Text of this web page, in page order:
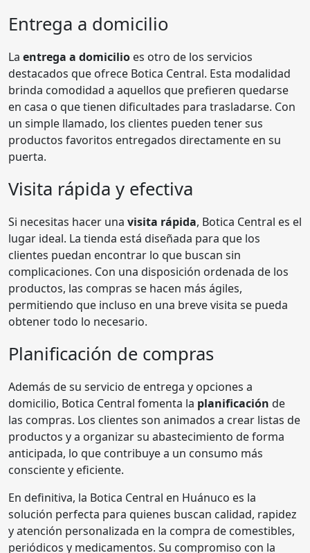
Entrega a domicilio
La entrega a domicilio es otro de los servicios
destacados que ofrece Botica Central. Esta modalidad
brinda comodidad a aquellos que prefieren quedarse
en casa o que tienen dificultades para trasladarse. Con
un simple llamado, los clientes pueden tener sus
productos favoritos entregados directamente en su
puerta.
Visita rápida y efectiva
Si necesitas hacer una visita rápida, Botica Central es el
lugar ideal. La tienda está diseñada para que los
clientes puedan encontrar lo que buscan sin
complicaciones. Con una disposición ordenada de los
productos, las compras se hacen más ágiles,
permitiendo que incluso en una breve visita se pueda
obtener todo lo necesario.
Planificación de compras
Además de su servicio de entrega y opciones a
domicilio, Botica Central fomenta la planificación de
las compras. Los clientes son animados a crear listas de
productos y a organizar su abastecimiento de forma
anticipada, lo que contribuye a un consumo más
consciente y eficiente.
En definitiva, la Botica Central en Huánuco es la
solución perfecta para quienes buscan calidad, rapidez
y atención personalizada en la compra de comestibles,
periódicos y medicamentos. Su compromiso con la